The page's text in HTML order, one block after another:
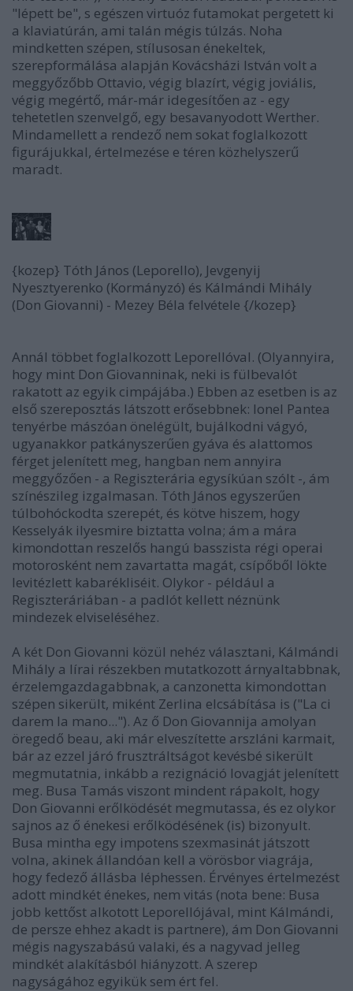
"lépett be", s egészen virtuóz futamokat pergetett ki
a klaviatúrán, ami talán mégis túlzás. Noha
mindketten szépen, stílusosan énekeltek,
szerepformálása alapján Kovácsházi István volt a
meggyőzőbb Ottavio, végig blazírt, végig joviális,
végig megértő, már-már idegesítően az - egy
tehetetlen szenvelgő, egy besavanyodott Werther.
Mindamellett a rendező nem sokat foglalkozott
figurájukkal, értelmezése e téren közhelyszerű
maradt.
{kozep} Tóth János (Leporello), Jevgenyij
Nyesztyerenko (Kormányzó) és Kálmándi Mihály
(Don Giovanni) - Mezey Béla felvétele {/kozep}
Annál többet foglalkozott Leporellóval. (Olyannyira,
hogy mint Don Giovanninak, neki is fülbevalót
rakatott az egyik cimpájába.) Ebben az esetben is az
első szereposztás látszott erősebbnek: Ionel Pantea
tenyérbe mászóan önelégült, bujálkodni vágyó,
ugyanakkor patkányszerűen gyáva és alattomos
férget jelenített meg, hangban nem annyira
meggyőzően - a Regiszterária egysíkúan szólt -, ám
színészileg izgalmasan. Tóth János egyszerűen
túlbohóckodta szerepét, és kötve hiszem, hogy
Kesselyák ilyesmire biztatta volna; ám a mára
kimondottan reszelős hangú basszista régi operai
motorosként nem zavartatta magát, csípőből lökte
levitézlett kabarékliséit. Olykor - például a
Regiszteráriában - a padlót kellett néznünk
mindezek elviseléséhez.
A két Don Giovanni közül nehéz választani, Kálmándi
Mihály a lírai részekben mutatkozott árnyaltabbnak,
érzelemgazdagabbnak, a canzonetta kimondottan
szépen sikerült, miként Zerlina elcsábítása is ("La ci
darem la mano..."). Az ő Don Giovannija amolyan
öregedő beau, aki már elveszítette arszláni karmait,
bár az ezzel járó frusztráltságot kevésbé sikerült
megmutatnia, inkább a rezignáció lovagját jelenített
meg. Busa Tamás viszont mindent rápakolt, hogy
Don Giovanni erőlködését megmutassa, és ez olykor
sajnos az ő énekesi erőlködésének (is) bizonyult.
Busa mintha egy impotens szexmasinát játszott
volna, akinek állandóan kell a vörösbor viagrája,
hogy fedező állásba léphessen. Érvényes értelmezést
adott mindkét énekes, nem vitás (nota bene: Busa
jobb kettőst alkotott Leporellójával, mint Kálmándi,
de persze ehhez akadt is partnere), ám Don Giovanni
mégis nagyszabású valaki, és a nagyvad jelleg
mindkét alakításból hiányzott. A szerep
nagyságához egyikük sem ért fel.